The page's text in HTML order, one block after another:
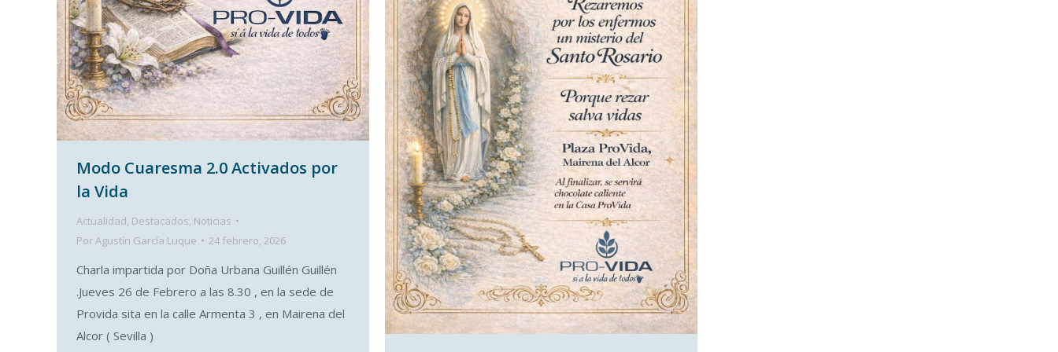
Modo Cuaresma 2.0 Activados por
la Vida
Actualidad Destacados Noticias
Por Agustín García Luque 24 febrero, 2026
Charla impartida por Doña Urbana Guillén Guillén
.Jueves 26 de Febrero a las 8.30 , en la sede de
Provida sita en la calle Armenta 3 , en Mairena del
Alcor ( Sevilla )